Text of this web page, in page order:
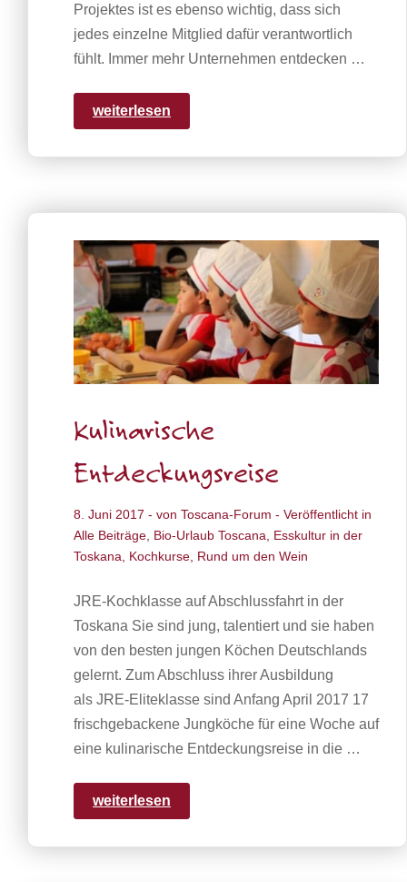
Projektes ist es ebenso wichtig, dass sich
jedes einzelne Mitglied dafür verantwortlich
fühlt. Immer mehr Unternehmen entdecken …
weiterlesen
Kulinarische
Entdeckungsreise
8. Juni 2017 - von Toscana-Forum - Veröffentlicht in
Alle Beiträge
Bio-Urlaub Toscana
Esskultur in der
Toskana
Kochkurse Rund um den Wein
JRE-Kochklasse auf Abschlussfahrt in der
Toskana Sie sind jung, talentiert und sie haben
von den besten jungen Köchen Deutschlands
gelernt. Zum Abschluss ihrer Ausbildung
als JRE-Eliteklasse sind Anfang April 2017 17
frischgebackene Jungköche für eine Woche auf
eine kulinarische Entdeckungsreise in die …
weiterlesen